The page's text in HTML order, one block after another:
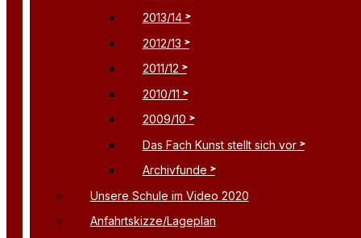
2013/14
2012/13
2011/12
2010/11
2009/10
Das Fach Kunst stellt sich vor
Archivfunde
Unsere Schule im Video 2020
Anfahrtskizze/Lageplan